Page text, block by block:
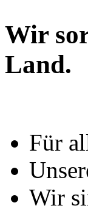
Wir
Land.
Für
Wir